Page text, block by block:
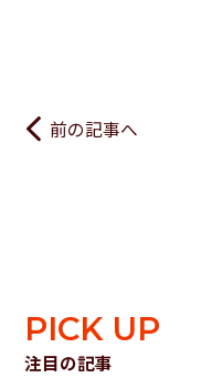
前の記事へ
PICK UP
注目の記事